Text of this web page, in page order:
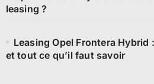
leasing ?
Leasing Opel Frontera Hybrid
et tout ce qu’il faut savoir